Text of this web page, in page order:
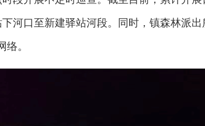
河口至新建驿站河段。同时，镇森林派
络。